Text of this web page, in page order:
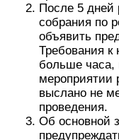
После 5 дней
собрания по
объявить
Требования к
больше часа,
мероприятии
выслано не
проведения.
Об основной